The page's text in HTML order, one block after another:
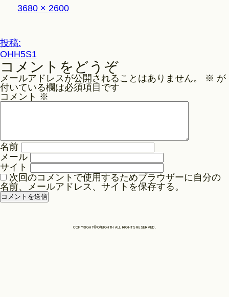
Philosophy
フ
ル
ズ
3680 × 2600
投
稿
ナ
ビ
ゲ
ョ
ン
投稿:
OHH5S1
コメントをどうぞ
メールアドレスが公開されることはありません。 ※ が
付いている欄は必須項目です
コメント ※
名前
メール
サイト
次回のコメントで使用するためブラウザーに自分の
名前、メールアドレス、サイトを保存する。
COPYRIGHT©O/EIGHTH ALL RIGHTS RESERVED.